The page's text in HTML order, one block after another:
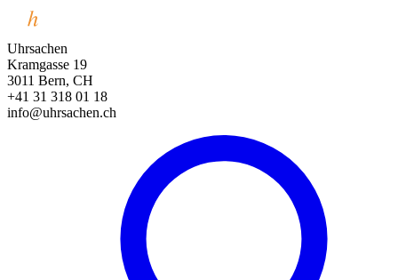
Uhrsachen
Kramgasse 19
3011 Bern, CH
+41 31 318 01 18
info@uhrsachen.ch